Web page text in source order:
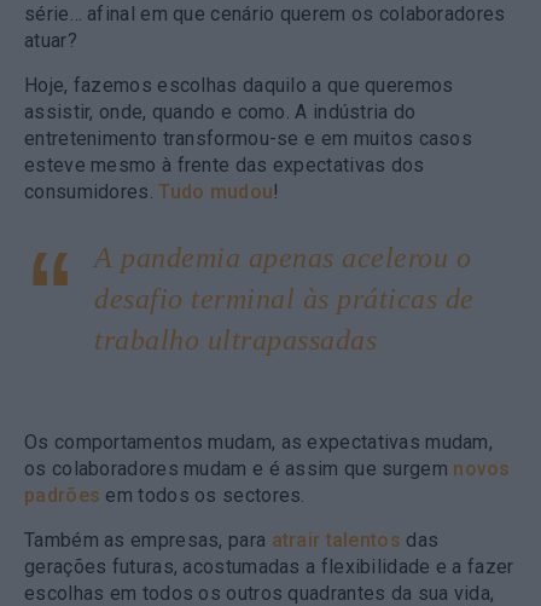
série… afinal em que cenário querem os colaboradores
atuar?
Hoje, fazemos escolhas daquilo a que queremos
assistir, onde, quando e como. A indústria do
entretenimento transformou-se e em muitos casos
esteve mesmo à frente das expectativas dos
consumidores.Tudo mudou!
A pandemia apenas acelerou o
desafio terminal às práticas de
trabalho ultrapassadas
Os comportamentos mudam, as expectativas mudam,
os colaboradores mudam e é assim que surgem novos
padrões em todos os sectores.
Também as empresas, para atrair talentos das
gerações futuras, acostumadas a flexibilidade e a fazer
escolhas em todos os outros quadrantes da sua vida,